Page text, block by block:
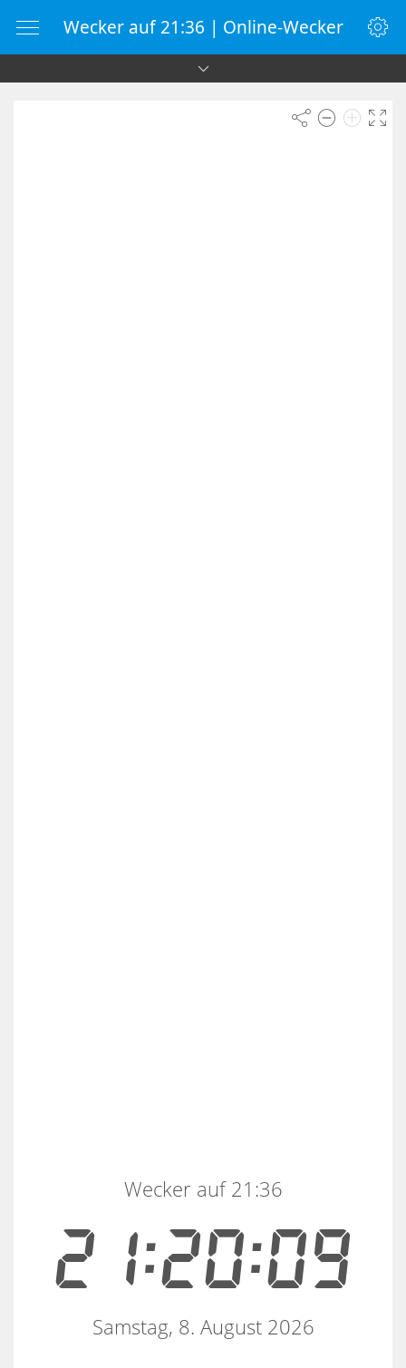
Wecker auf 21:36 | Online-Wecker
21:20:09
Wecker auf 21:36
Samstag, 8. August 2026